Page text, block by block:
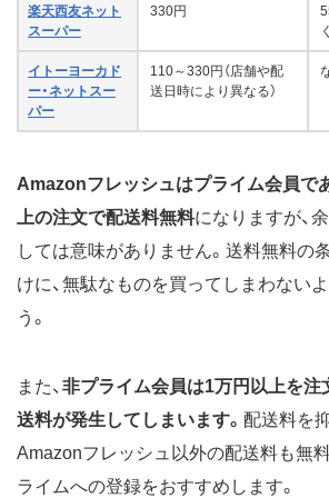
楽天西友ネット
スーパー
330円
イトーヨーカド
ー・ネットスー
パー
110～330円（店舗や配
送日時により異なる）
Amazonフレッシュはプライム会員で
上の注文で配送料無料になりますが、
しては意味がありません。送料無料の
けに、無駄なものを買ってしまわない
う。
また、 非プライム会員は1万円以上を注
送料が発生してしまいます。 配送料を
Amazonフレッシュ以外の配送料も無
ライムへの登録をおすすめします。